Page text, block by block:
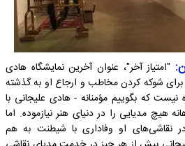
"امتیاز آخر"، عنوان آخرین نمایشگاه هادی
شوکه کردن مخاطب و ارجاع او به گذشته
نیست که بگوییم مؤمنانه - هادی علیجانی با
هیچ مدیایی را در دنیای هنر نیازموده. اما
نقاشی­‌های او وفاداری با شیطنت به هم